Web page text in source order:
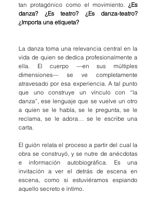
tan protagónico como el movimiento. ¿Es
danza? ¿Es teatro? ¿Es danza-teatro?
¿Importa una etiqueta?
La danza toma una relevancia central en la
vida de quien se dedica profesionalmente a
ella. El cuerpo —en sus múltiples
dimensiones— se ve completamente
atravesado por esa experiencia. A tal punto
que uno construye un vínculo con “la
danza”, ese lenguaje que se vuelve un otro
a quien se le habla, se le pregunta, se le
reclama, se le adora… se le escribe una
carta.
El guión relata el proceso a partir del cual la
obra se construyó, y se nutre de anécdotas
e información autobiográfica. Es una
invitación a ver el detrás de escena en
escena, como si estuviéramos espiando
aquello secreto e íntimo.